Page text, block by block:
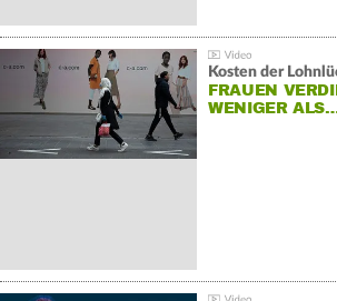
Kosten der
FRAUEN
WENIGER